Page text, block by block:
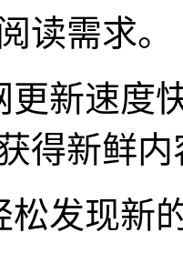
读需求。
更新速度
得新鲜内
松发现新